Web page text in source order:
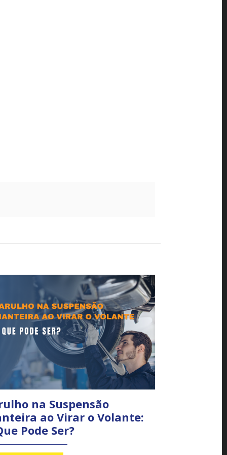
na Suspensão
ao Virar o Volante:
Pode Ser?